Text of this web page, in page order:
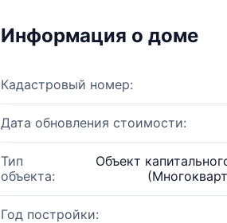
Информация о доме
Кадастровый номер:
Дата обновления стоимости:
Тип
объекта:
Объект
Год постройки: